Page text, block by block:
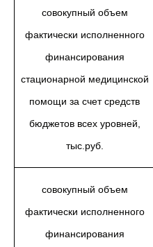
совокупный объем
фактически исполненного
финансирования
стационарной медицинской
помощи за счет средств
бюджетов всех уровней,
тыс.руб.
совокупный объем
фактически исполненного
финансирования